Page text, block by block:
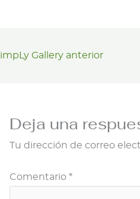
Gallery anterior
Deja una
Tu dirección de correo
Comentario *